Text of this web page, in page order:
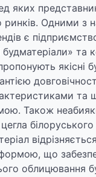
яких
ринків. Одними з
є
будматеріали» та
якісні
та
Також
що
облицювання